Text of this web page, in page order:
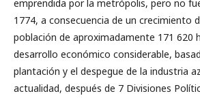
emprendida por la metrópolis, pero no
1774, a consecuencia de un crecimiento
población de aproximadamente 171 620
desarrollo económico considerable,
plantación y el despegue de la industria
actualidad, después de 7 Divisiones